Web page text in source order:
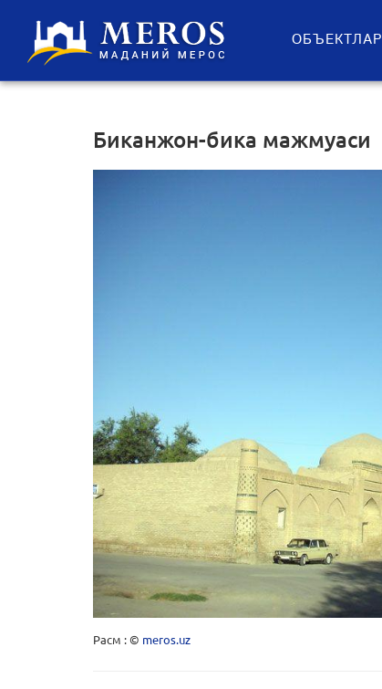
ОБЪЕКТЛАР
Биканжон-бика мажмуаси
Расм : © meros.uz